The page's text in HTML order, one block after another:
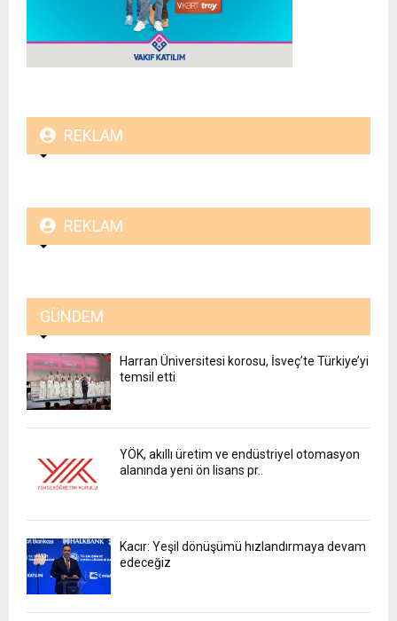
REKLAM
REKLAM
GÜNDEM
Harran Üniversitesi korosu, İsveç’te Türkiye’yi
temsil etti
YÖK, akıllı üretim ve endüstriyel otomasyon
alanında yeni ön lisans pr..
Kacır: Yeşil dönüşümü hızlandırmaya devam
edeceğiz